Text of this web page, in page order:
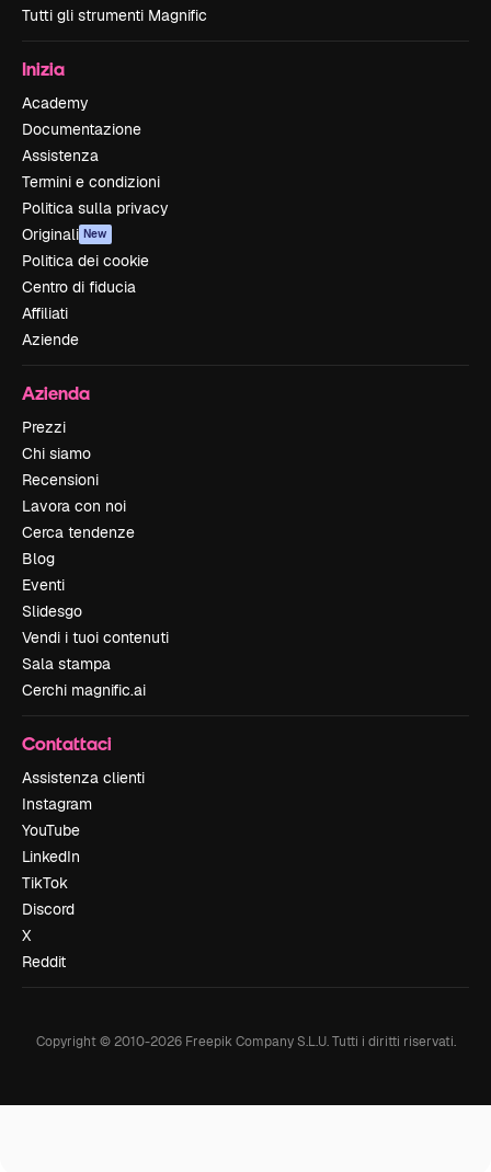
Tutti gli strumenti Magnific
Inizia
Academy
Documentazione
Assistenza
Termini e condizioni
Politica sulla privacy
Originali New
Politica dei cookie
Centro di fiducia
Affiliati
Aziende
Azienda
Prezzi
Chi siamo
Recensioni
Lavora con noi
Cerca tendenze
Blog
Eventi
Slidesgo
Vendi i tuoi contenuti
Sala stampa
Cerchi magnific.ai
Contattaci
Assistenza clienti
Instagram
YouTube
LinkedIn
TikTok
Discord
X
Reddit
Copyright © 2010-2026Freepik Company S.L.U. Tutti i diritti riservati.